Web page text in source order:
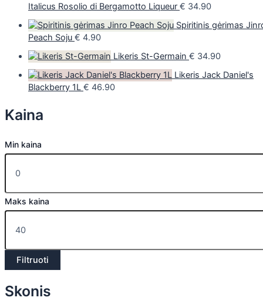
Italicus Rosolio di Bergamotto Liqueur € 34.90
Spiritinis gėrimas
Peach Soju € 4.90
Likeris St-Germain € 34.90
Likeris Jack Daniel's
Blackberry 1L € 46.90
Kaina
Min kaina
Maks kaina
Filtruoti
Skonis